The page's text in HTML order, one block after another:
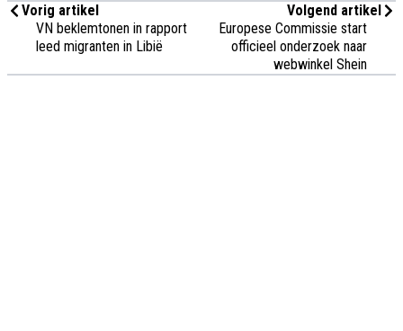
Vorig artikel
VN beklemtonen in rapport
leed migranten in Libië
Volgend artikel
Europese Commissie start
officieel onderzoek naar
webwinkel Shein